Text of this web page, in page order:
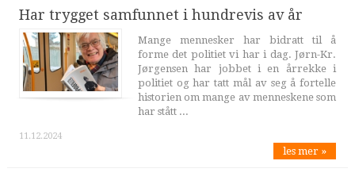
Har trygget samfunnet i hundrevis av år
Mange mennesker har bidratt til å
forme det politiet vi har i dag. Jørn-Kr.
Jørgensen har jobbet i en årrekke i
politiet og har tatt mål av seg å fortelle
historien om mange av menneskene som
har stått ...
11.12.2024
les mer »